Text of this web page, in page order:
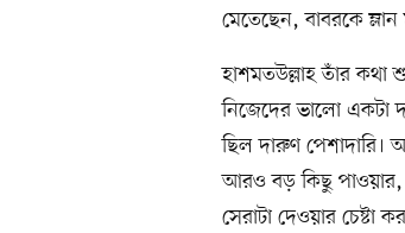
মেতেছেন, বাবরকে
হাশমতউল্লাহ তাঁর কথা
নিজেদের ভালো একটা
ছিল দারুণ পেশাদারি।
আরও বড় কিছু পাওয়ার,
সেরাটা দেওয়ার